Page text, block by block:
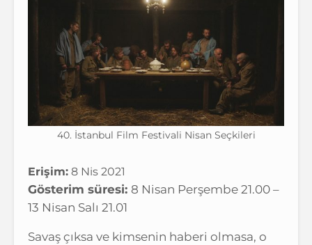
40. İstanbul Film Festivali Nisan Seçkileri
Erişim: 8 Nis 2021
Gösterim süresi: 8 Nisan Perşembe 21.00 –
13 Nisan Salı 21.01
Savaş çıksa ve kimsenin haberi olmasa, o